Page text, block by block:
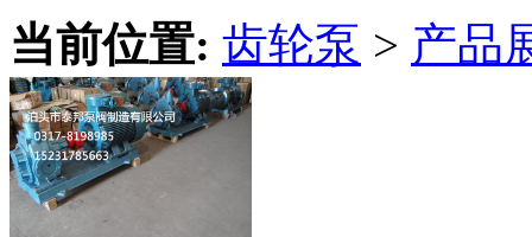
当前位置: 齿轮泵 > 产品